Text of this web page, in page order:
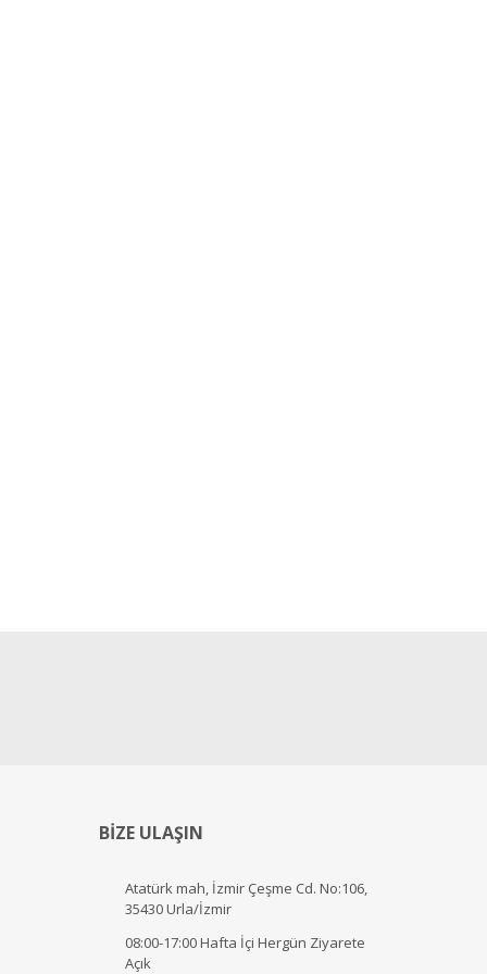
BİZE ULAŞIN
Atatürk mah, İzmir Çeşme Cd. No:106,
35430 Urla/İzmir
08:00-17:00 Hafta İçi Hergün Ziyarete
Açık